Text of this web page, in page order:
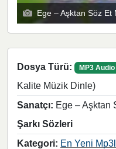
Ege – Aşktan Söz Et
Dosya Türü: MP3 Audio
Kalite Müzik Dinle)
Sanatçı: Ege – Aşktan
Şarkı Sözleri
Kategori: En Yeni